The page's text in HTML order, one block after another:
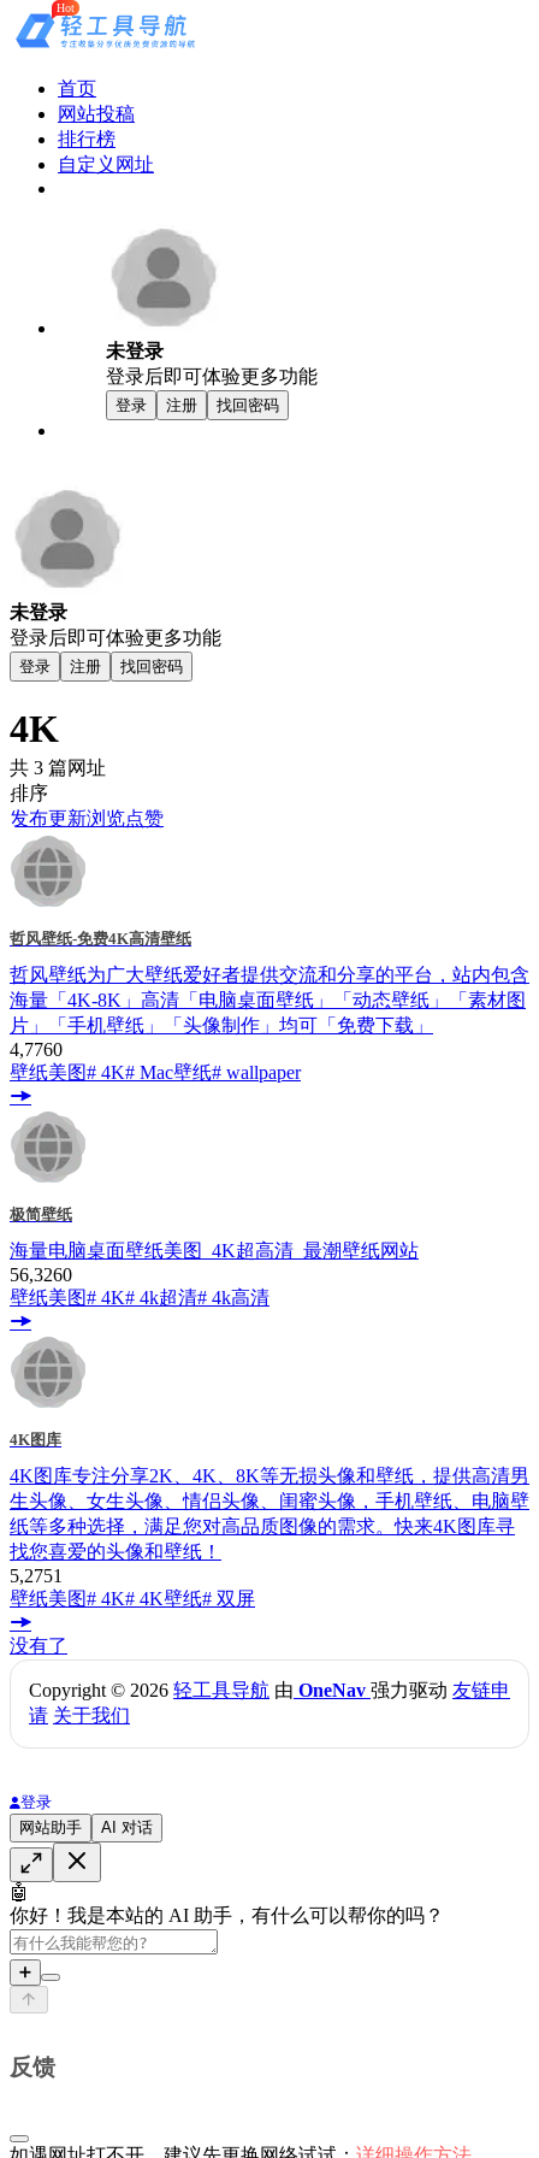
首页
网站投稿
排行榜
Hot
自定义网址
未登录
登录后即可体验更多功能
登录 注册 找回密码
未登录
登录后即可体验更多功能
登录 注册 找回密码
4K
共 3 篇网址
排序
发布更新浏览点赞
哲风壁纸-免费4K高清壁纸
哲风壁纸为广大壁纸爱好者提供交流和分享的平台，站内包含
海量「4K-8K」高清「电脑桌面壁纸」「动态壁纸」「素材图
片」「手机壁纸」「头像制作」均可「免费下载」
4,7760
壁纸美图# 4K# Mac壁纸# wallpaper
极简壁纸
海量电脑桌面壁纸美图_4K超高清_最潮壁纸网站
56,3260
壁纸美图# 4K# 4k超清# 4k高清
4K图库
4K图库专注分享2K、4K、8K等无损头像和壁纸，提供高清男
生头像、女生头像、情侣头像、闺蜜头像，手机壁纸、电脑壁
纸等多种选择，满足您对高品质图像的需求。快来4K图库寻
找您喜爱的头像和壁纸！
5,2751
壁纸美图# 4K# 4K壁纸# 双屏
没有了
Copyright © 2026 轻工具导航 由 OneNav 强力驱动 友链申
请 关于我们
登录
网站助手
AI 对话
🤖
你好！我是本站的 AI 助手，有什么可以帮你的吗？
➕
反馈